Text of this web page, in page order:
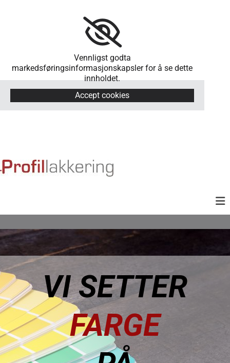
Vennligst godta
markedsføringsinformasjonskapsler for å se dette
innholdet.
Accept cookies
VI SETTER
FARGE